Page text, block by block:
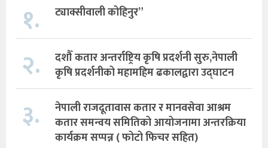
१. ट्याक्सीवाली कोहिनुर”
२.
दशौँ कतार अन्तर्राष्ट्रिय कृषि प्रदर्शनी सुरु,नेपाली
कृषि प्रदर्शनीको महामहिम ढकालद्वारा उद्घाटन
३.
नेपाली राजदूतावास कतार र मानवसेवा आश्रम
कतार समन्वय समितिको आयोजनामा अन्तरक्रिया
कार्यक्रम सप्पन्न ( फोटो फिचर सहित)